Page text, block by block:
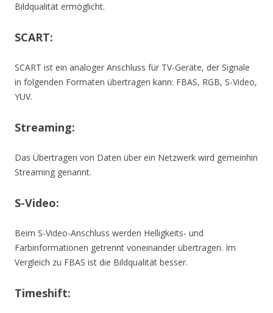
Bildqualität ermöglicht.
SCART:
SCART ist ein analoger Anschluss für TV-Geräte, der Signale
in folgenden Formaten übertragen kann: FBAS, RGB, S-Video,
YUV.
Streaming:
Das Übertragen von Daten über ein Netzwerk wird gemeinhin
Streaming genannt.
S-Video:
Beim S-Video-Anschluss werden Helligkeits- und
Farbinformationen getrennt voneinander übertragen. Im
Vergleich zu FBAS ist die Bildqualität besser.
Timeshift: